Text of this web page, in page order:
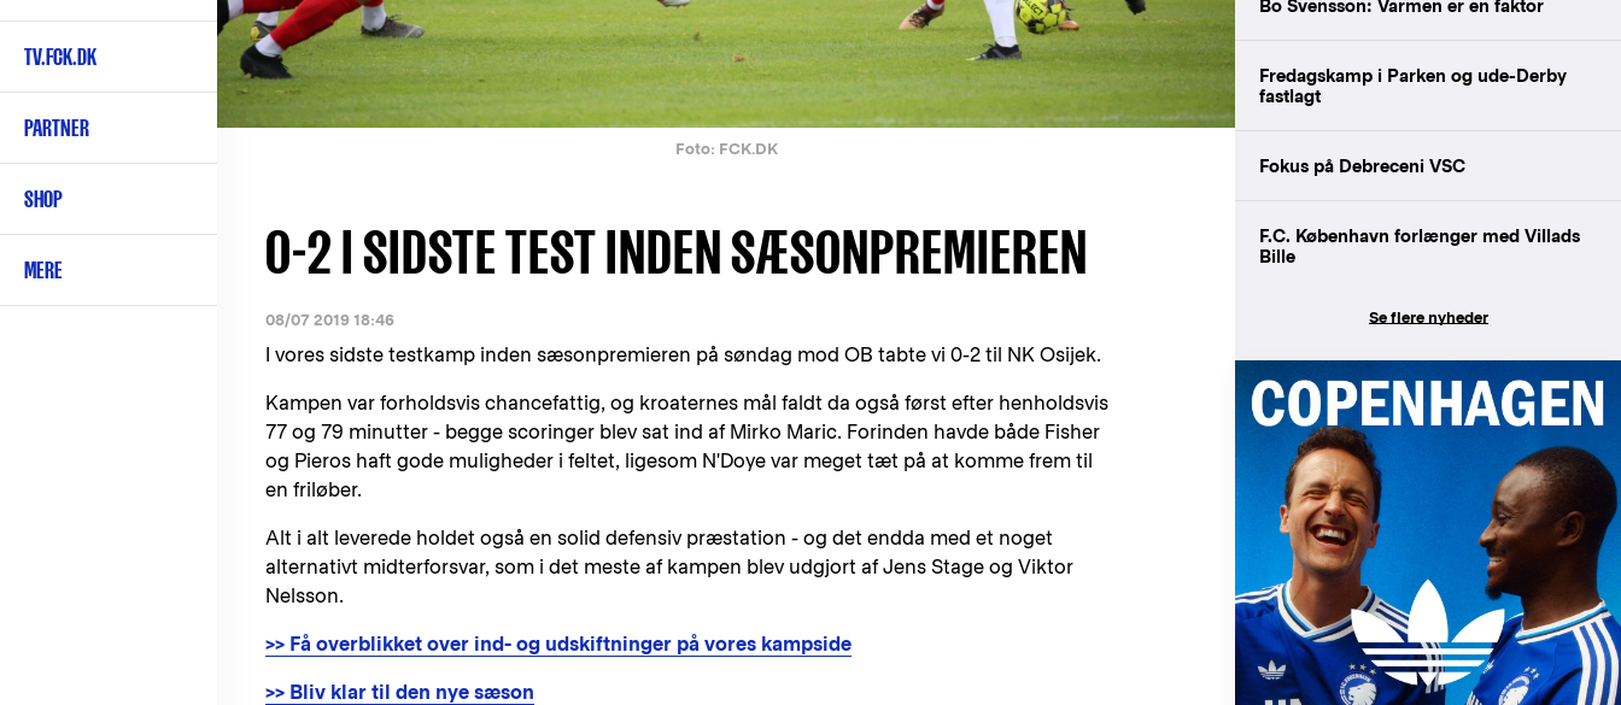
TV.FCK.DK
PARTNER
SHOP
MERE
Foto: FCK.DK
0-2 I SIDSTE TEST INDEN SÆSONPREMIEREN
08/07 2019 18:46
I vores sidste testkamp inden sæsonpremieren på søndag mod OB tabte vi 0-2 til NK Osijek.
Kampen var forholdsvis chancefattig, og kroaternes mål faldt da også først efter henholdsvis
77 og 79 minutter - begge scoringer blev sat ind af Mirko Maric. Forinden havde både Fisher
og Pieros haft gode muligheder i feltet, ligesom N'Doye var meget tæt på at komme frem til
en friløber.
Alt i alt leverede holdet også en solid defensiv præstation - og det endda med et noget
alternativt midterforsvar, som i det meste af kampen blev udgjort af Jens Stage og Viktor
Nelsson.
>> Få overblikket over ind- og udskiftninger på vores kampside
>> Bliv klar til den nye sæson
Bo Svensson: Varmen er en faktor
Fredagskamp i Parken og ude-Derby
fastlagt
Fokus på Debreceni VSC
F.C. København forlænger med Villads
Bille
Se flere nyheder